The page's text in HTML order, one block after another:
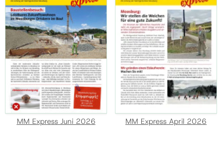
MM Express Juni 2026 MM Express April 2026